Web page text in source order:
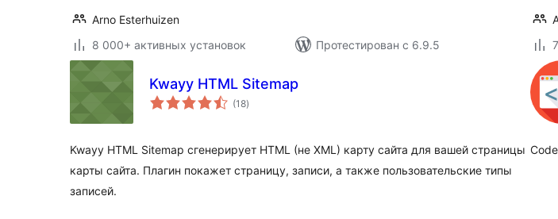
Arno Esterhuizen
8 000+ активных установок
Протестирован с 6.9.5
Kwayy HTML Sitemap
(18общий
рейтинг
)
Kwayy HTML Sitemap сгенерирует HTML (не XML) карту сайта для вашей страницы
карты сайта. Плагин покажет страницу, записи, а также пользовательские типы
записей.